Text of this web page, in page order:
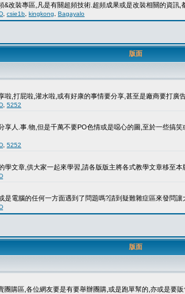
&改裝專區,凡是有關超頻技術.超頻成果或是改裝相關的資訊,
csie1b kingkong Bagayalo
版面
啦,打屁啦,灌水啦,或有好康的事情要分享,甚至是廠商要打廣
5252
享人.事.物,但是千萬不要PO色情或是噁心的圖,至於一些搞
5252
學文章,供大家一起來學習,請各版版主將各式教學文章移至本
是電腦的任何一方面遇到了問題嗎?請到疑難雜症區來發問讓
版面
團購區,各位網友要是有要舉辦團購,或是跑單幫的,亦或是要